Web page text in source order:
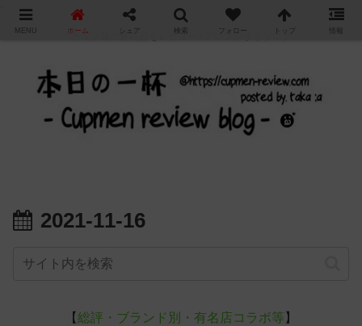
カップ麺の新商品をレビュー / アレンジするブログ
2021-11-16
【総評・ブランド別・有名店コラボ等 】
MENU ホーム シェア 検索 フォロー トップ 情報